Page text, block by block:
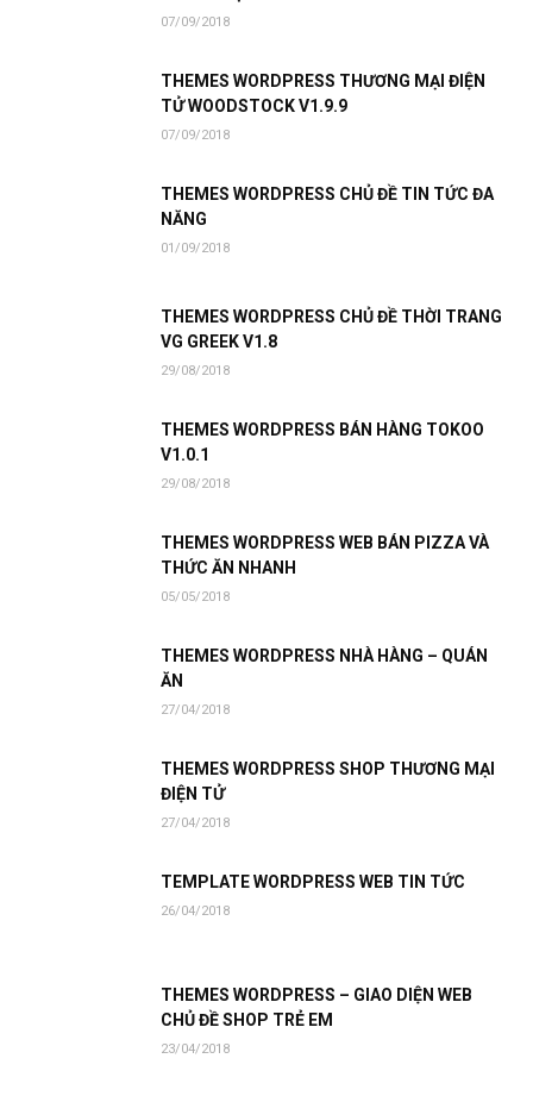
07/09/2018
THEMES WORDPRESS THƯƠNG MẠI ĐIỆN
TỬ WOODSTOCK V1.9.9
07/09/2018
THEMES WORDPRESS CHỦ ĐỀ TIN TỨC ĐA
NĂNG
01/09/2018
THEMES WORDPRESS CHỦ ĐỀ THỜI TRANG
VG GREEK V1.8
29/08/2018
THEMES WORDPRESS BÁN HÀNG TOKOO
V1.0.1
29/08/2018
THEMES WORDPRESS WEB BÁN PIZZA VÀ
THỨC ĂN NHANH
05/05/2018
THEMES WORDPRESS NHÀ HÀNG – QUÁN
ĂN
27/04/2018
THEMES WORDPRESS SHOP THƯƠNG MẠI
ĐIỆN TỬ
27/04/2018
TEMPLATE WORDPRESS WEB TIN TỨC
26/04/2018
THEMES WORDPRESS – GIAO DIỆN WEB
CHỦ ĐỀ SHOP TRẺ EM
23/04/2018